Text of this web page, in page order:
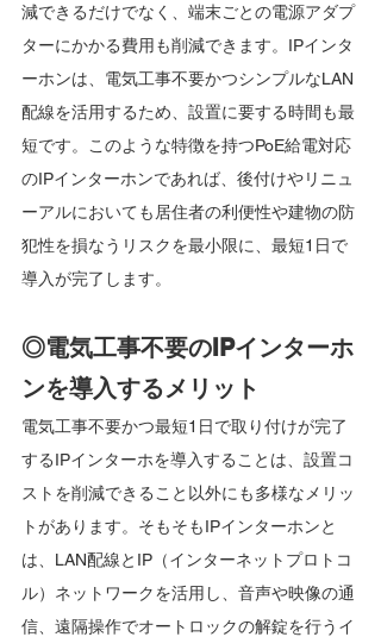
減できるだけでなく、端末ごとの電源アダプ
ターにかかる費用も削減できます。IPインタ
ーホンは、電気工事不要かつシンプルなLAN
配線を活用するため、設置に要する時間も最
短です。このような特徴を持つPoE給電対応
のIPインターホンであれば、後付けやリニュ
ーアルにおいても居住者の利便性や建物の防
犯性を損なうリスクを最小限に、最短1日で
導入が完了します。
◎電気工事不要のIPインターホ
ンを導入するメリット
電気工事不要かつ最短1日で取り付けが完了
するIPインターホを導入することは、設置コ
ストを削減できること以外にも多様なメリッ
トがあります。そもそもIPインターホンと
は、LAN配線とIP（インターネットプロトコ
ル）ネットワークを活用し、音声や映像の通
信、遠隔操作でオートロックの解錠を行うイ